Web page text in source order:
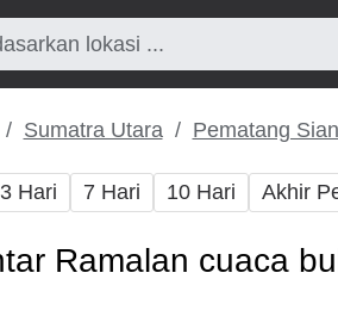
Sumatra Utara Pematang
3 Hari 7 Hari 10 Hari Akhir
Ramalan cuaca